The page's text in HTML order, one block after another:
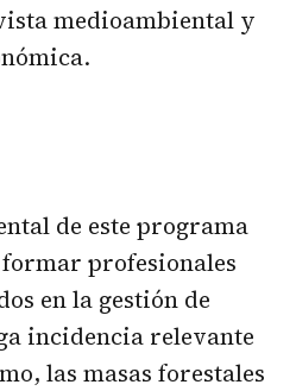
medioambiental y
de este programa
formar profesionales
en la gestión de
incidencia relevante
las masas forestales